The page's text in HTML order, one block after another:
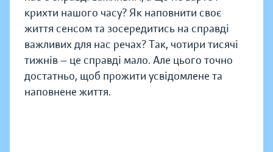
крихти нашого часу? Як наповнити своє
життя сенсом та зосередитись на справді
важливих для нас речах? Так, чотири тисячі
тижнів — це справді мало. Але цього точно
достатньо, щоб прожити усвідомлене та
наповнене життя.